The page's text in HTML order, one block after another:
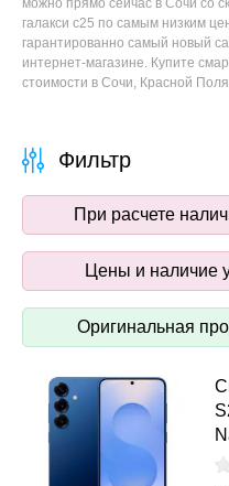
можно прямо сейчас в Сочи со
галакси с25 по самым низким
гарантированно самый новый
интернет-магазине. Купите
стоимости в Сочи, Красной
При расчете
Цены и наличие
Оригинальная
Фильтр